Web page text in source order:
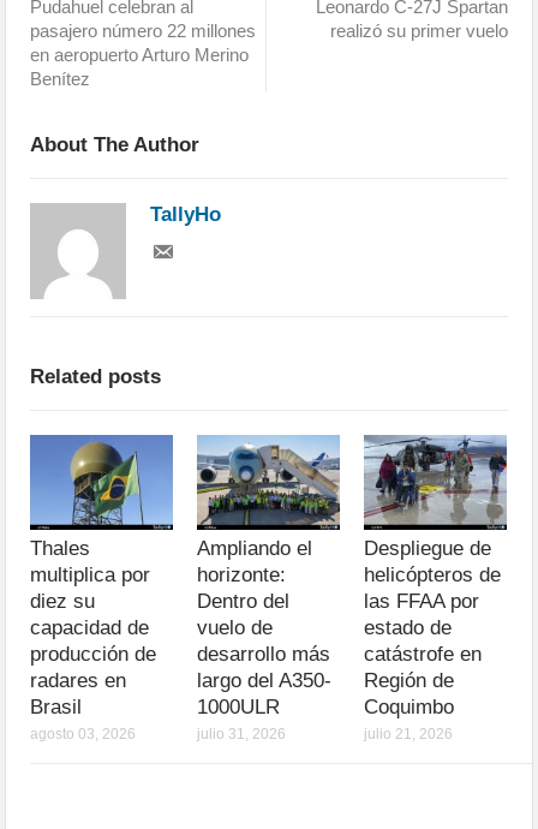
Pudahuel celebran al
pasajero número 22 millones
en aeropuerto Arturo Merino
Benítez
Leonardo C-27J Spartan
realizó su primer vuelo
About The Author
TallyHo
Related posts
Thales
multiplica por
diez su
capacidad de
producción de
radares en
Brasil
agosto 03, 2026
Ampliando el
horizonte:
Dentro del
vuelo de
desarrollo más
largo del A350-
1000ULR
julio 31, 2026
Despliegue de
helicópteros de
las FFAA por
estado de
catástrofe en
Región de
Coquimbo
julio 21, 2026